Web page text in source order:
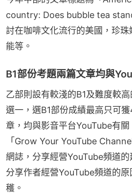
country: Does bubble tea
討在咖啡文化流行的美國，珍
能等。
B1部份考題兩篇文章均與
乙部則設有較淺的B1及難度較
選一，選B1部份成績最高只可
章，均與影音平台YouTube有
「Grow Your YouTube
網誌，分享經營YouTube頻道
分享作者經營YouTube頻道的
穫。